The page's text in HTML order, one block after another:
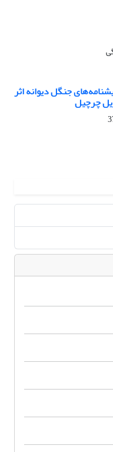
جنگل دیوانه اثر
چرچیل